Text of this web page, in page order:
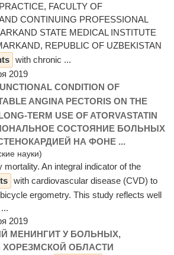
FACULTY OF
CONTINUING PROFESSIONAL
STATE MEDICAL INSTITUTE
REPUBLIC OF UZBEKISTAN
with chronic ...
2019
CONDITION OF
ANGINA PECTORIS ON THE
TERM USE OF ATORVASTATIN
СОСТОЯНИЕ БОЛЬНЫХ
НА ФОНЕ ...
науки)
mortality. An integral indicator of the
with cardiovascular disease (CVD) to
ergometry. This study reflects well
2019
МЕНИНГИТ У БОЛЬНЫХ,
ОБЛАСТИ